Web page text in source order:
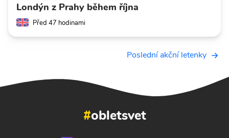
Londýn z Prahy během října
Před 47 hodinami
Poslední akční letenky
#obletsvet